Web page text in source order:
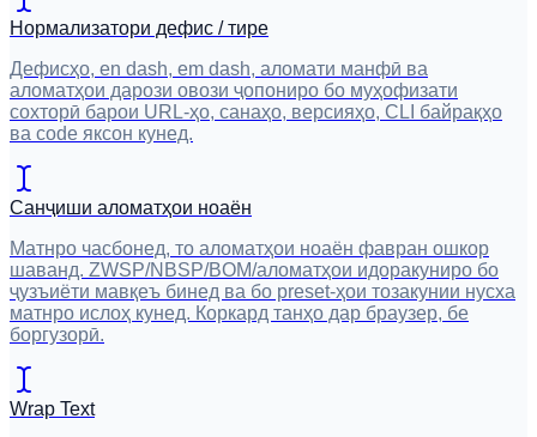
Нормализатори дефис / тире
Дефисҳо, en dash, em dash, аломати манфӣ ва
аломатҳои дарози овози ҷопониро бо муҳофизати
сохторӣ барои URL-ҳо, санаҳо, версияҳо, CLI байрақҳо
ва code яксон кунед.
Санҷиши аломатҳои ноаён
Матнро часбонед, то аломатҳои ноаён фавран ошкор
шаванд. ZWSP/NBSP/BOM/аломатҳои идоракуниро бо
ҷузъиёти мавқеъ бинед ва бо preset-ҳои тозакунии нусха
матнро ислоҳ кунед. Коркард танҳо дар браузер, бе
боргузорӣ.
Wrap Text